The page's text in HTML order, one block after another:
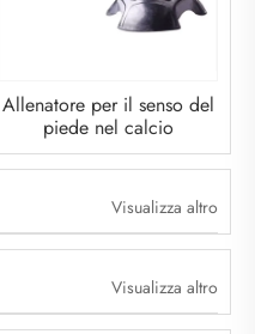
Allenatore per il senso del
piede nel calcio
Visualizza altro
Visualizza altro